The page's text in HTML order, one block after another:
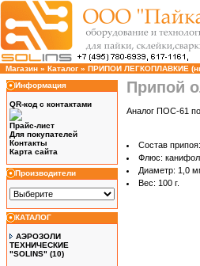
Магазин » Каталог » ПРИПОИ ЛЕГКОПЛАВКИЕ
Информация
QR-код с контактами
Прайс-лист
Для покупателей
Контакты
Карта сайта
Производители
КАТАЛОГ
АЭРОЗОЛИ
ТЕХНИЧЕСКИЕ
"SOLINS" (10)
Припой
Аналог ПОС-61
Состав
Флюс:
Диаметр: 1,0
Вес: 100 г.